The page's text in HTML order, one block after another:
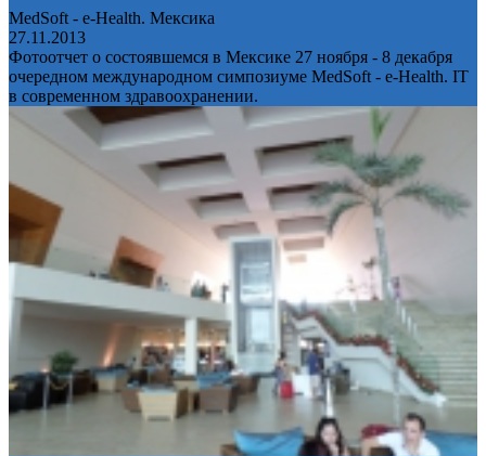
MedSoft - e-Health. Мексика
27.11.2013
Фотоотчет о состоявшемся в Мексике 27 ноября - 8 декабря
очередном международном симпозиуме MedSoft - e-Health. IT
в современном здравоохранении.